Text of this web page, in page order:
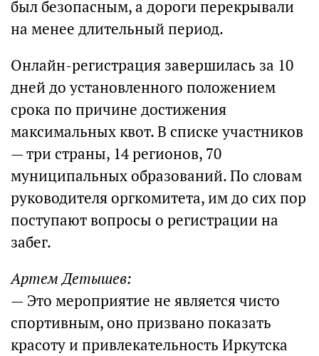
был безопасным, а дороги перекрывали
на менее длительный период.
Онлайн-регистрация завершилась за 10
дней до установленного положением
срока по причине достижения
максимальных квот. В списке участников
— три страны, 14 регионов, 70
муниципальных образований. По словам
руководителя оргкомитета, им до сих пор
поступают вопросы о регистрации на
забег.
Артем Детышев:
— Это мероприятие не является чисто
спортивным, оно призвано показать
красоту и привлекательность Иркутска